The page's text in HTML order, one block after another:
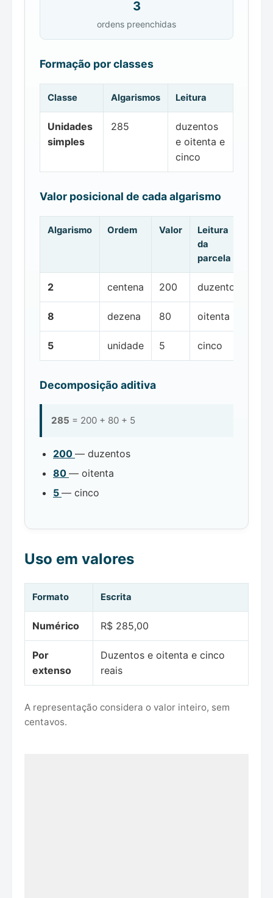
3
ordens preenchidas
Formação por classes
Classe Algarismos Leitura
Unidades
simples
285
duzentos
e oitenta e
cinco
Valor posicional de cada algarismo
Algarismo Ordem Valor
Leitura
da
parcela
2 centena 200 duzentos
8 dezena 80 oitenta
5 unidade 5 cinco
Decomposição aditiva
285 = 200 + 80 + 5
200 — duzentos
80 — oitenta
5 — cinco
Uso em valores
Formato Escrita
Numérico R$ 285,00
Por
extenso
Duzentos e oitenta e cinco
reais
A representação considera o valor inteiro, sem
centavos.